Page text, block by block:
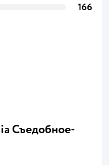
166
Съедобное-